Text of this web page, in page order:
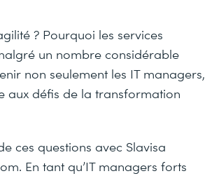
? Pourquoi les services
un nombre considérable
non seulement les IT managers,
aux défis de la transformation
ces questions avec Slavisa
En tant qu’IT managers forts